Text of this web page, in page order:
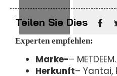
Teilen Sie Dies
Experten empfehlen:
Marke-– METDEEM.
Herkunft– Yantai,